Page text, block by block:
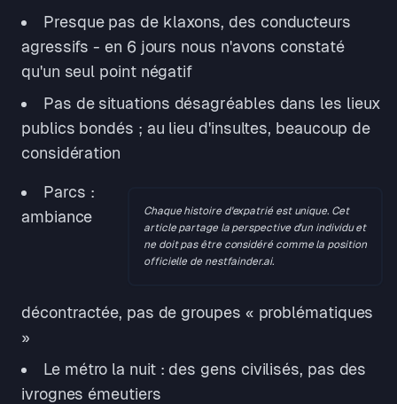
Presque pas de klaxons, des conducteurs
agressifs - en 6 jours nous n'avons constaté
qu'un seul point négatif
Pas de situations désagréables dans les lieux
publics bondés ; au lieu d'insultes, beaucoup de
considération
Chaque histoire d'expatrié est unique. Cet
article partage la perspective d'un individu et
ne doit pas être considéré comme la position
officielle de nestfainder.ai.
Parcs :
ambiance
décontractée, pas de groupes « problématiques
»
Le métro la nuit : des gens civilisés, pas des
ivrognes émeutiers